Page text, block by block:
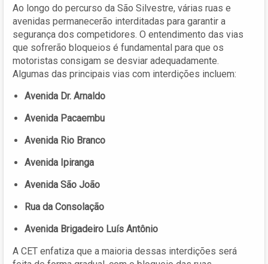
Ao longo do percurso da São Silvestre, várias ruas e
avenidas permanecerão interditadas para garantir a
segurança dos competidores. O entendimento das vias
que sofrerão bloqueios é fundamental para que os
motoristas consigam se desviar adequadamente.
Algumas das principais vias com interdições incluem:
Avenida Dr. Arnaldo
Avenida Pacaembu
Avenida Rio Branco
Avenida Ipiranga
Avenida São João
Rua da Consolação
Avenida Brigadeiro Luís Antônio
A CET enfatiza que a maioria dessas interdições será